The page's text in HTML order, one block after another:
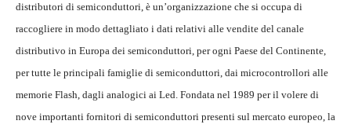
distributori di semiconduttori, è un’organizzazione che si occupa di
raccogliere in modo dettagliato i dati relativi alle vendite del canale
distributivo in Europa dei semiconduttori, per ogni Paese del Continente,
per tutte le principali famiglie di semiconduttori, dai microcontrollori alle
memorie Flash, dagli analogici ai Led. Fondata nel 1989 per il volere di
nove importanti fornitori di semiconduttori presenti sul mercato europeo, la